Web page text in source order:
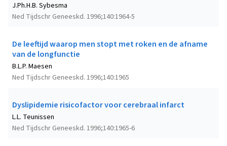
Ned Tijdschr Geneeskd. 1996;140:1964-5
J.Ph.H.B. Sybesma
De leeftijd waarop men stopt met roken en de afname
van de longfunctie
Ned Tijdschr Geneeskd. 1996;140:1965
B.L.P. Maesen
Dyslipidemie risicofactor voor cerebraal infarct
Ned Tijdschr Geneeskd. 1996;140:1965-6
L.L. Teunissen